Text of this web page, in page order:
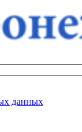
данных